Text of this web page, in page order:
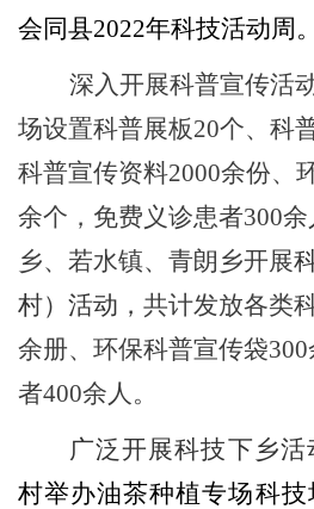
会同县2022年科技活动周。
深入开展科普宣传活
场设置科普展板20个、科
科普宣传资料2000余份、
余个，免费义诊患者300
乡、若水镇、青朗乡开展
村） 活动 ， 共计发放各类
余册、环保科普宣传袋
者400余人。
广泛开展科技下乡活
村举办油茶种植专场科技